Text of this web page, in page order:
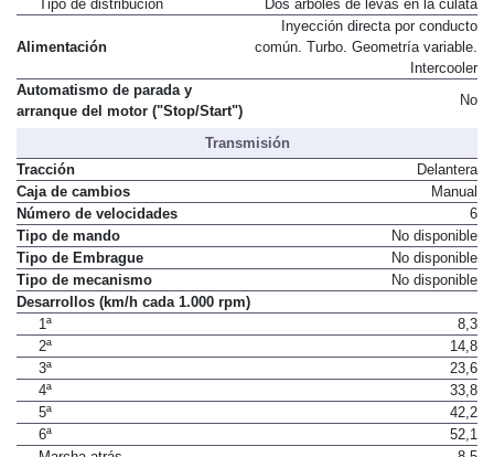
Tipo de distribución Dos árboles de levas en la culata
Alimentación
Inyección directa por conducto
común. Turbo. Geometría variable.
Intercooler
Automatismo de parada y
arranque del motor ("Stop/Start")
No
Transmisión
Tracción
Delantera
Caja de cambios
Manual
Número de velocidades
6
Tipo de mando
No disponible
Tipo de Embrague
No disponible
Tipo de mecanismo
No disponible
Desarrollos (km/h cada 1.000 rpm)
1ª
8,3
2ª
14,8
3ª
23,6
4ª
33,8
5ª
42,2
6ª
52,1